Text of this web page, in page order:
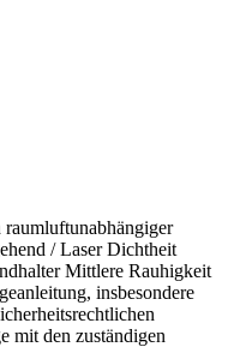
/ Laser Dichtheit
Mittlere Rauhigkeit
insbesondere
mit den zuständigen